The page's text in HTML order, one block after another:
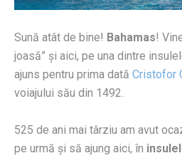
Sună atât de bine! Bahamas!
joasă” și aici, pe una dintre
ajuns pentru prima dată Cristofor
voiajului său din 1492.
525 de ani mai târziu am avut
pe urmă și să ajung aici, în